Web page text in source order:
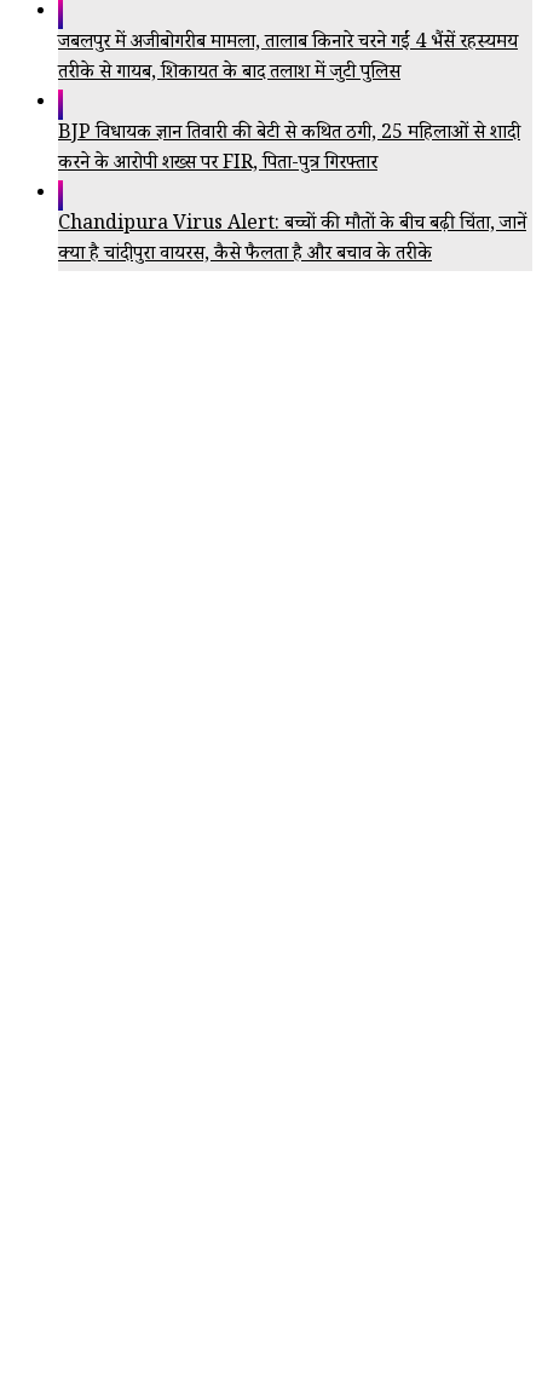
जबलपुर में अजीबोगरीब मामला, तालाब किनारे चरने गईं 4 भैंसें रहस्यमय
तरीके से गायब, शिकायत के बाद तलाश में जुटी पुलिस
BJP विधायक ज्ञान तिवारी की बेटी से कथित ठगी, 25 महिलाओं से शादी
करने के आरोपी शख्स पर FIR, पिता-पुत्र गिरफ्तार
Chandipura Virus Alert: बच्चों की मौतों के बीच बढ़ी चिंता, जानें
क्या है चांदीपुरा वायरस, कैसे फैलता है और बचाव के तरीके